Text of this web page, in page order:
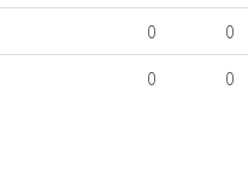
0 0
0 0